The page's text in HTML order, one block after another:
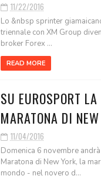
11/22/2016
Lo &nbsp sprinter
triennale con XM Group
broker Forex ...
READ MORE
SU EUROSPORT
MARATONA DI
11/04/2016
Domenica 6 novembre
Maratona di New York, la
mondo - nel novero d...